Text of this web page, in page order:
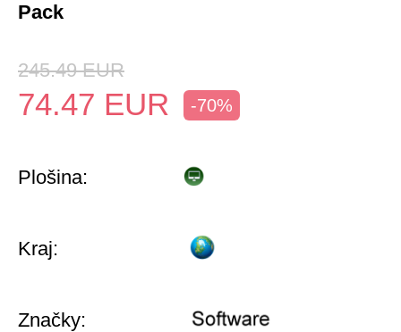
Pack
245.49 EUR
74.47 EUR -70%
Plošina:
Kraj:
Značky: